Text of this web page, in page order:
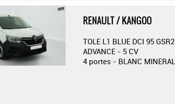
RENAULT / KANGOO
TOLE L1 BLUE DCI 95 GSR2
ADVANCE - 5 CV
4 portes - BLANC MINERAL